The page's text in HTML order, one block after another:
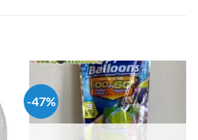
-47%